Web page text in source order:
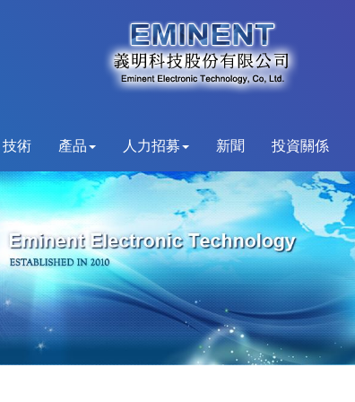
技術 產品 人力招募 新聞 投資關係